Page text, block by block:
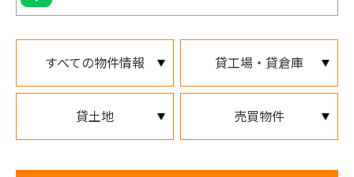
すべての物件情報 貸工場・貸倉庫
貸土地 売買物件